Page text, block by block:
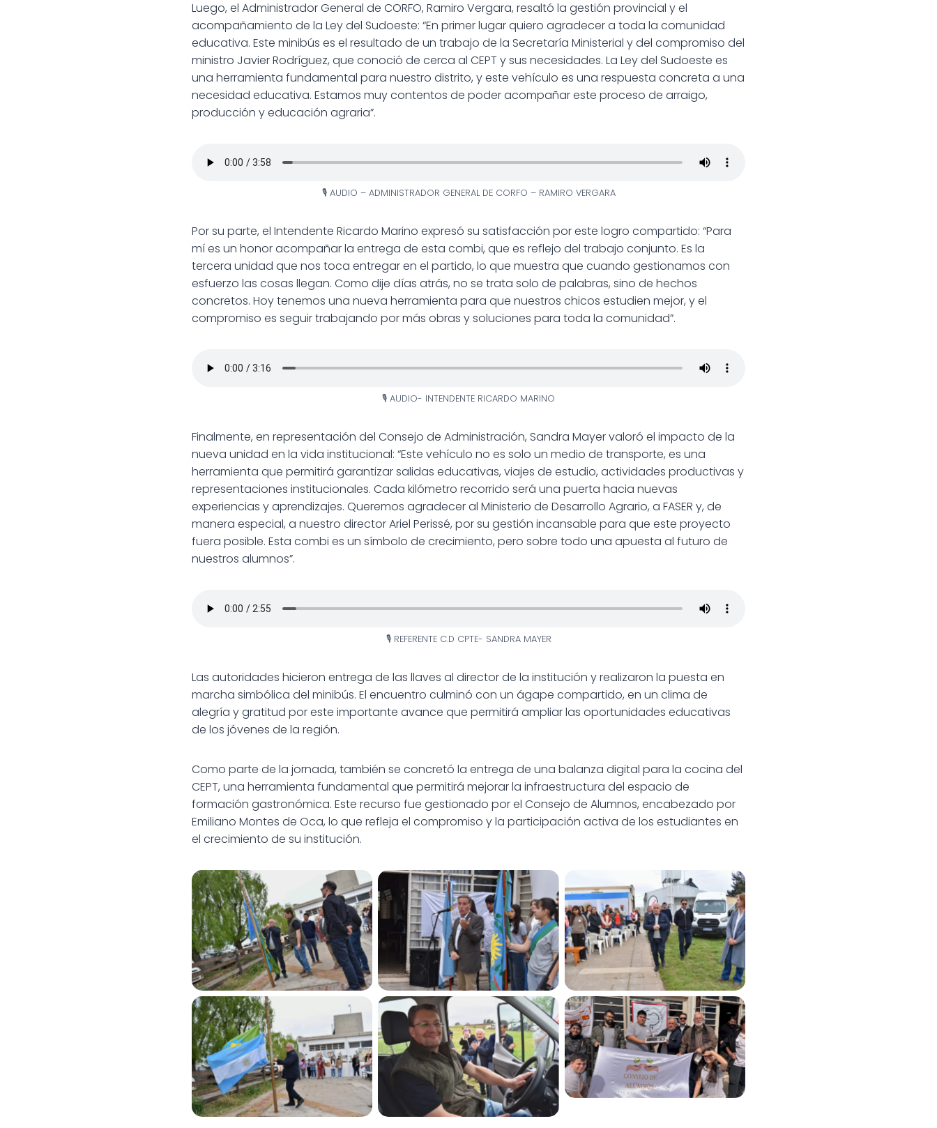
Luego, el Administrador General de CORFO, Ramiro Vergara, resaltó la gestión provincial y el
acompañamiento de la Ley del Sudoeste: “En primer lugar quiero agradecer a toda la comunidad
educativa. Este minibús es el resultado de un trabajo de la Secretaría Ministerial y del compromiso del
ministro Javier Rodríguez, que conoció de cerca al CEPT y sus necesidades. La Ley del Sudoeste es
una herramienta fundamental para nuestro distrito, y este vehículo es una respuesta concreta a una
necesidad educativa. Estamos muy contentos de poder acompañar este proceso de arraigo,
producción y educación agraria”.
🎙 AUDIO – ADMINISTRADOR GENERAL DE CORFO – RAMIRO VERGARA
Por su parte, el Intendente Ricardo Marino expresó su satisfacción por este logro compartido: “Para
mí es un honor acompañar la entrega de esta combi, que es reflejo del trabajo conjunto. Es la
tercera unidad que nos toca entregar en el partido, lo que muestra que cuando gestionamos con
esfuerzo las cosas llegan. Como dije días atrás, no se trata solo de palabras, sino de hechos
concretos. Hoy tenemos una nueva herramienta para que nuestros chicos estudien mejor, y el
compromiso es seguir trabajando por más obras y soluciones para toda la comunidad”.
🎙 AUDIO- INTENDENTE RICARDO MARINO
Finalmente, en representación del Consejo de Administración, Sandra Mayer valoró el impacto de la
nueva unidad en la vida institucional: “Este vehículo no es solo un medio de transporte, es una
herramienta que permitirá garantizar salidas educativas, viajes de estudio, actividades productivas y
representaciones institucionales. Cada kilómetro recorrido será una puerta hacia nuevas
experiencias y aprendizajes. Queremos agradecer al Ministerio de Desarrollo Agrario, a FASER y, de
manera especial, a nuestro director Ariel Perissé, por su gestión incansable para que este proyecto
fuera posible. Esta combi es un símbolo de crecimiento, pero sobre todo una apuesta al futuro de
nuestros alumnos”.
🎙 REFERENTE C.D CPTE- SANDRA MAYER
Las autoridades hicieron entrega de las llaves al director de la institución y realizaron la puesta en
marcha simbólica del minibús. El encuentro culminó con un ágape compartido, en un clima de
alegría y gratitud por este importante avance que permitirá ampliar las oportunidades educativas
de los jóvenes de la región.
Como parte de la jornada, también se concretó la entrega de una balanza digital para la cocina del
CEPT, una herramienta fundamental que permitirá mejorar la infraestructura del espacio de
formación gastronómica. Este recurso fue gestionado por el Consejo de Alumnos, encabezado por
Emiliano Montes de Oca, lo que refleja el compromiso y la participación activa de los estudiantes en
el crecimiento de su institución.
CEPT N°23 recibió un minibús
para fortalecer la educación
rural
CEPT N°23 recibió un minibús
para fortalecer la educación
rural
CEPT N°23 recibió un minibús
para fortalecer la educación
rural
CEPT N°23 recibió un minibús
para fortalecer la educación
rural
CEPT N°23 recibió un minibús
para fortalecer la educación
rural
CEPT N°23 recibió un minibús
para fortalecer la educación
rural